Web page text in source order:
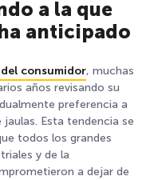
a la que
anticipado
consumidor, muchas
años revisando su
preferencia a
Esta tendencia se
todos los grandes
y de la
a dejar de